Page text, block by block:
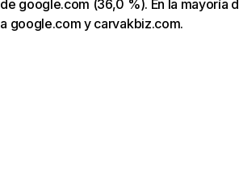
de google.com (36,0 %). En la mayoría
a google.com y carvakbiz.com.